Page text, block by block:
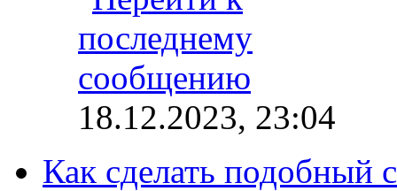
18.12.2023, 23:04
Как сделать подобный